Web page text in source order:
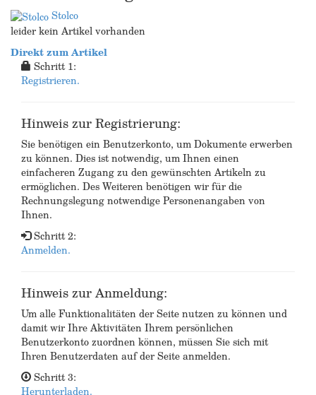
Stolco
leider kein Artikel vorhanden
Direkt zum Artikel
Schritt 1:
Registrieren.
Hinweis zur Registrierung:
Sie benötigen ein Benutzerkonto, um Dokumente erwerben
zu können. Dies ist notwendig, um Ihnen einen
einfacheren Zugang zu den gewünschten Artikeln zu
ermöglichen. Des Weiteren benötigen wir für die
Rechnungslegung notwendige Personenangaben von
Ihnen.
Schritt 2:
Anmelden.
Hinweis zur Anmeldung:
Um alle Funktionalitäten der Seite nutzen zu können und
damit wir Ihre Aktivitäten Ihrem persönlichen
Benutzerkonto zuordnen können, müssen Sie sich mit
Ihren Benutzerdaten auf der Seite anmelden.
Schritt 3:
Herunterladen.